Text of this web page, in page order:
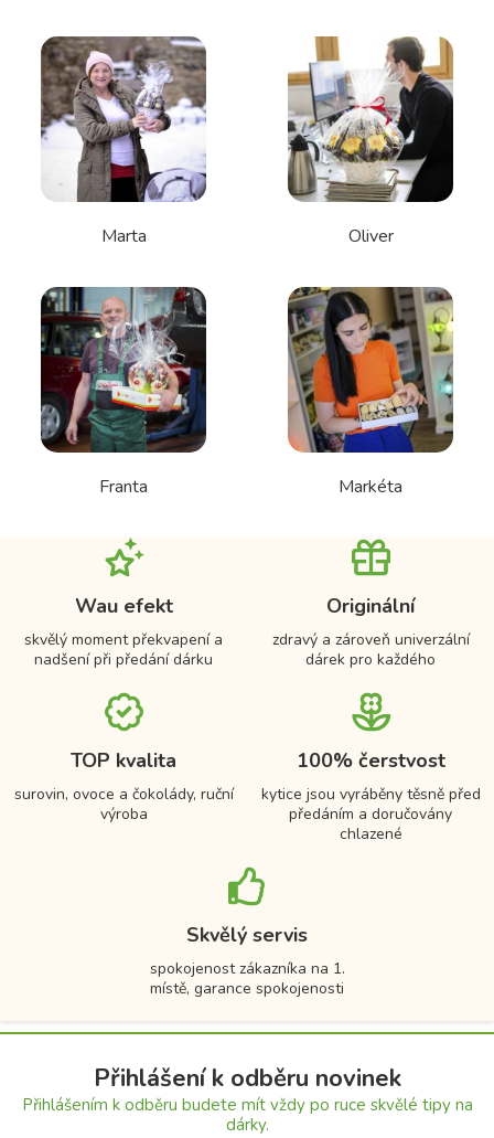
Marta Oliver
Franta Markéta
Wau efekt
skvělý moment překvapení a
nadšení při předání dárku
Originální
zdravý a zároveň univerzální
dárek pro každého
TOP kvalita
surovin, ovoce a čokolády, ruční
výroba
100% čerstvost
kytice jsou vyráběny těsně před
předáním a doručovány
chlazené
Skvělý servis
spokojenost zákazníka na 1.
místě, garance spokojenosti
Přihlášení k odběru novinek
Přihlášením k odběru budete mít vždy po ruce skvělé tipy na
dárky.